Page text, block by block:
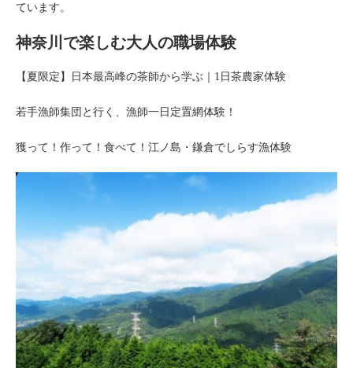
ています。
神奈川で楽しむ大人の職場体験
【夏限定】日本最高峰の茶師から学ぶ｜1日茶農家体験
若手漁師集団と行く、漁師一日定置網体験！
獲って！作って！食べて！江ノ島・鎌倉でしらす漁体験